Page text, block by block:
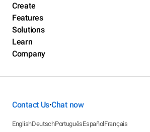
Create
Features
Solutions
Learn
Company
Contact Us•Chat now
EnglishDeutschPortuguêsEspañolFrançais